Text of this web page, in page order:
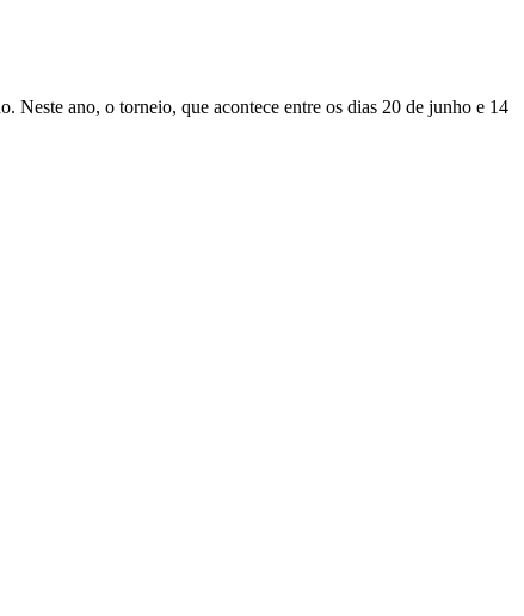
Neste ano, o torneio, que acontece entre os dias 20 de junho e 14